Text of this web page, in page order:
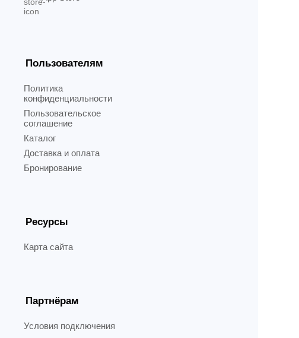
Пользователям
Политика
конфиденциальности
Пользовательское
соглашение
Каталог
Доставка и оплата
Бронирование
Ресурсы
Карта сайта
Партнёрам
Условия подключения